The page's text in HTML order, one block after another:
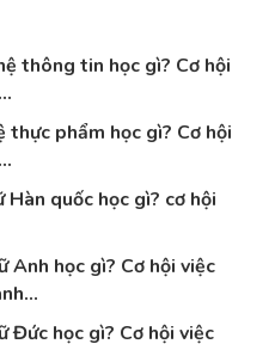
thông tin học gì? Cơ hội
thực phẩm học gì? Cơ hội
quốc học gì? cơ hội
Anh học gì? Cơ hội việc
Đức học gì? Cơ hội việc